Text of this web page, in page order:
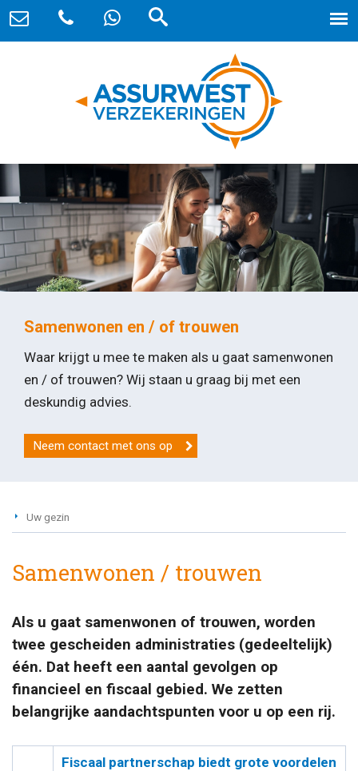
Samenwonen en / of trouwen
Waar krijgt u mee te maken als u gaat samenwonen
en / of trouwen? Wij staan u graag bij met een
deskundig advies.
Neem contact met ons op
Uw gezin
Samenwonen / trouwen
Als u gaat samenwonen of trouwen, worden
twee gescheiden administraties (gedeeltelijk)
één. Dat heeft een aantal gevolgen op
financieel en fiscaal gebied. We zetten
belangrijke aandachtspunten voor u op een rij.
Fiscaal partnerschap biedt grote voordelen